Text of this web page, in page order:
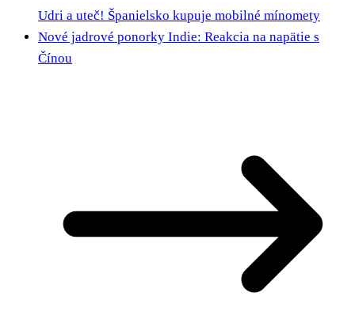
Udri a uteč! Španielsko kupuje mobilné mínomety
Nové jadrové ponorky Indie: Reakcia na napätie s
Čínou